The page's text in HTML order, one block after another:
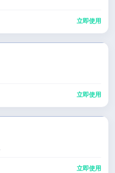
立即使用
立即使用
立即使用